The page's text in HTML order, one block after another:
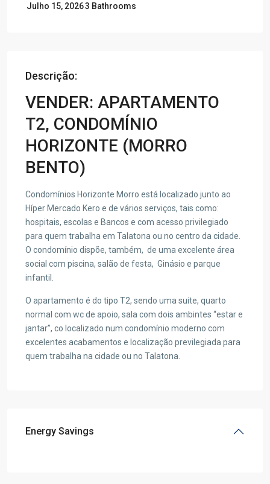
Julho 15, 20263 Bathrooms
Descrição:
VENDER: APARTAMENTO
T2, CONDOMÍNIO
HORIZONTE (MORRO
BENTO)
Condomínios Horizonte Morro está localizado junto ao
Híper Mercado Kero e de vários serviços, tais como:
hospitais, escolas e Bancos e com acesso privilegiado
para quem trabalha em Talatona ou no centro da cidade.
O condomínio dispõe, também, de uma excelente área
social com piscina, salão de festa, Ginásio e parque
infantil.
O apartamento é do tipo T2, sendo uma suite, quarto
normal com wc de apoio, sala com dois ambintes “estar e
jantar”, co localizado num condomínio moderno com
excelentes acabamentos e localização previlegiada para
quem trabalha na cidade ou no Talatona.
Energy Savings